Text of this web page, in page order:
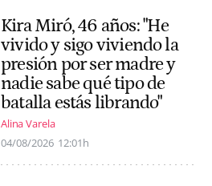
Kira Miró, 46 años: "He
vivido y sigo viviendo la
presión por ser madre y
nadie sabe qué tipo de
batalla estás librando"
Alina Varela
04/08/2026 12:01h